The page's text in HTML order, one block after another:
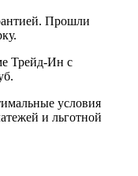
Прошли
Трейд-Ин с
условия
и льготной